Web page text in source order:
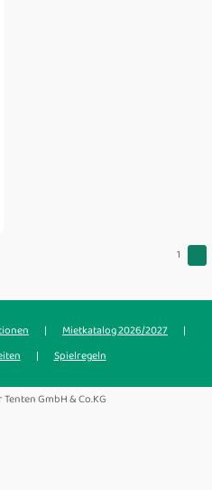
1
| Mietkatalog 2026/2027
|
| Spielregeln
GmbH & Co.KG